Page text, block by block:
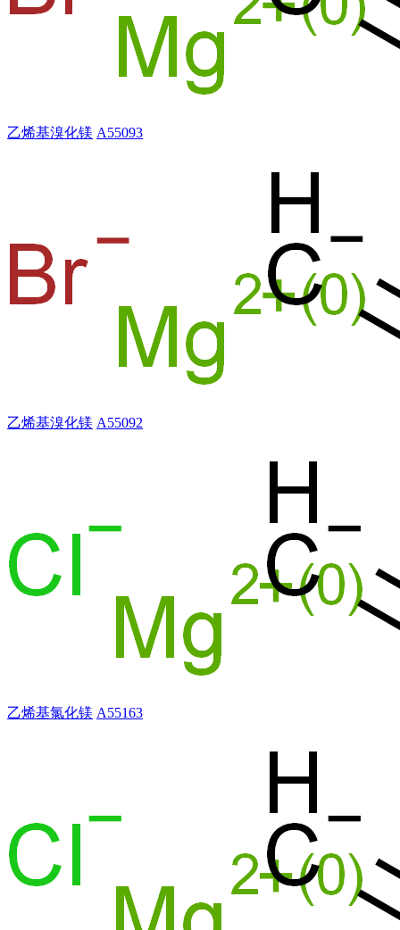
乙烯基溴化镁 A55093
乙烯基溴化镁 A55092
乙烯基氯化镁 A55163